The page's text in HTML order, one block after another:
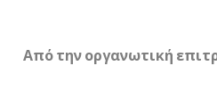
Από την οργανωτική